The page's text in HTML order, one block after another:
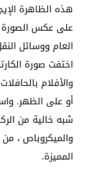
هذه الظاهرة
على عكس الصورة
العام ووسائل
اختفت صورة
والأفلام
أو على الظهر.
شبه خالية من
والميكروباص ،
المميزة.